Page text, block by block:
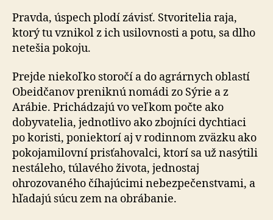
Pravda, úspech plodí závisť. Stvoritelia raja,
ktorý tu vznikol z ich usilovnosti a potu, sa dlho
netešia pokoju.
Prejde niekoľko storočí a do agrárnych oblastí
Obeidčanov preniknú nomádi zo Sýrie a z
Arábie. Prichádzajú vo veľkom počte ako
dobyvatelia, jednotlivo ako zbojníci dychtiaci
po koristi, poniektorí aj v rodinnom zväzku ako
pokojamilovní prisťahovalci, ktorí sa už nasýtili
nestáleho, túlavého života, jednostaj
ohrozovaného číhajúcimi nebezpečenstvami, a
hľadajú súcu zem na obrábanie.